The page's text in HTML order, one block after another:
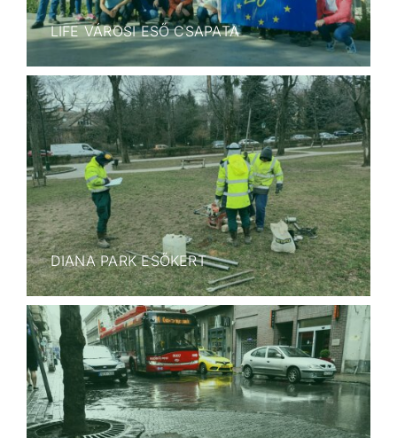
LIFE VÁROSI ESŐ CSAPATA
DIANA PARK ESŐKERT